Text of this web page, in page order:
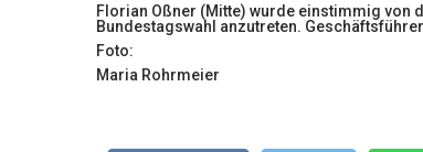
Florian Oßner (Mitte) wurde einstimmig von
Bundestagswahl anzutreten.
Foto:
Maria Rohrmeier